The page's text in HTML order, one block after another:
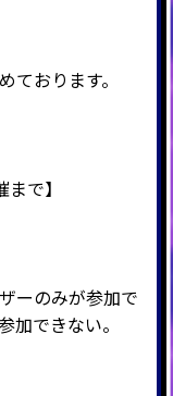
ております。
で】
ーのみが参加で
加できない。